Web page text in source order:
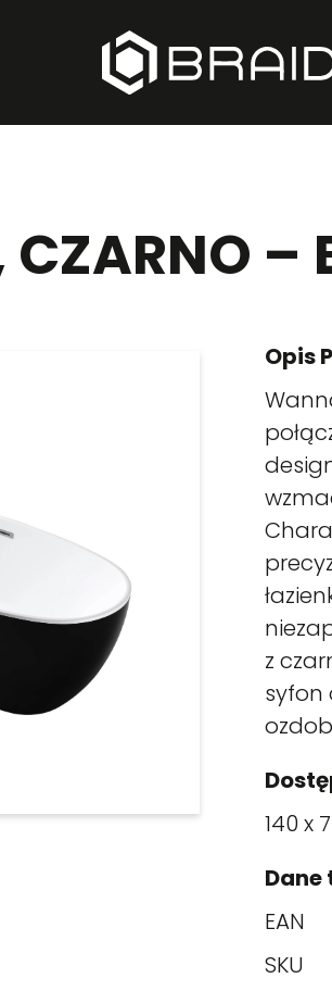
CZARNO –
Opis
z
syfon
140 x
Dane
EAN
SKU